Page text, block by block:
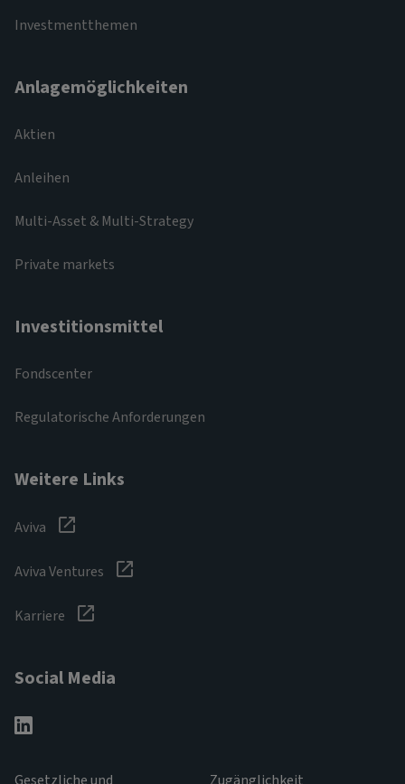
Investmentthemen
Anlagemöglichkeiten
Aktien
Anleihen
Multi-Asset & Multi-Strategy
Private markets
Investitionsmittel
Fondscenter
Regulatorische Anforderungen
Weitere Links
Aviva
Aviva Ventures
Karriere
Social Media